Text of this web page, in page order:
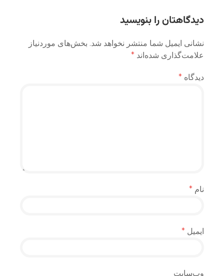
دیدگاهتان را بنویسید
نشانی ایمیل شما منتشر نخواهد شد. بخش‌های موردنیاز
علامت‌گذاری شده‌اند *
دیدگاه *
نام *
ایمیل *
وب‌سایت